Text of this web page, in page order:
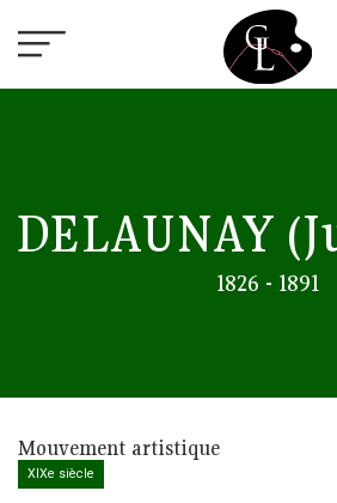
DELAUNAY
1826 - 1891
Mouvement artistique
XIXe siècle